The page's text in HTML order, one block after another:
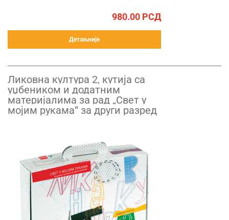
980.00 РСД
Детаљније
Ликовна култура 2, кутија са
уџбеником и додатним
материјалима за рад „Свет у
мојим рукама“ за други разред